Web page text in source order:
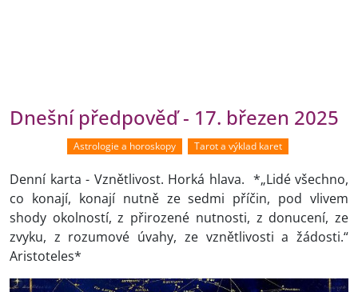
Dnešní předpověď - 17. březen 2025
Astrologie a horoskopy Tarot a výklad karet
Denní karta - Vznětlivost. Horká hlava. *„Lidé všechno,
co konají, konají nutně ze sedmi příčin, pod vlivem
shody okolností, z přirozené nutnosti, z donucení, ze
zvyku, z rozumové úvahy, ze vznětlivosti a žádosti.“
Aristoteles*